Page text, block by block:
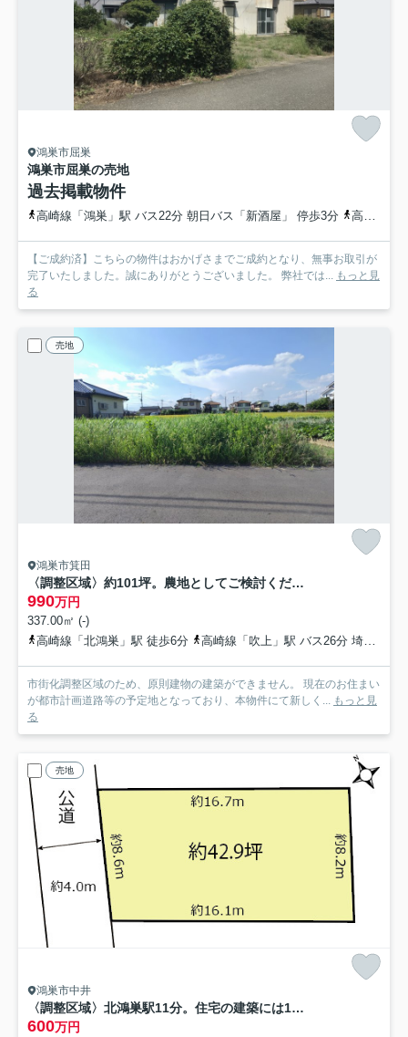
鴻巣市屈巣
鴻巣市屈巣の売地
過去掲載物件
高崎線「鴻巣」駅 バス22分 朝日バス「新酒屋」 停歩3分 高崎線「鴻巣」駅 徒歩59分
【ご成約済】こちらの物件はおかげさまでご成約となり、無事お取引が
完了いたしました。誠にありがとうございました。 弊社では... もっと見
る
売地
鴻巣市箕田
〈調整区域〉約101坪。農地としてご検討ください。
990万円
337.00㎡ (-)
高崎線「北鴻巣」駅 徒歩6分
高崎線「吹上」駅 バス26分 埼玉県鴻巣市「赤見台第二小前」 停歩5分
市街化調整区域のため、原則建物の建築ができません。 現在のお住まい
が都市計画道路等の予定地となっており、本物件にて新しく... もっと見
る
売地
鴻巣市中井
〈調整区域〉北鴻巣駅11分。住宅の建築には12号の開発許可が必要です
600万円